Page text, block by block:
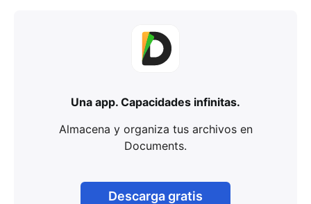
Una app. Capacidades infinitas.
Almacena y organiza tus archivos en
Documents.
Descarga gratis